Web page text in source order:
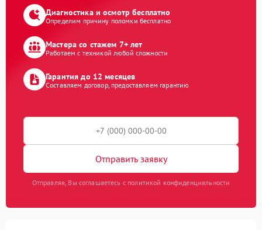
Диагностика и осмотр бесплатно
Определим причину поломки бесплатно
Мастера со стажем 7+ лет
Работаем с техникой любой сложности
Гарантия до 12 месяцев
Составляем договор, предоставляем гарантию
Отправить заявку
Отправляя, Вы соглашаетесь с политикой конфиденциальности